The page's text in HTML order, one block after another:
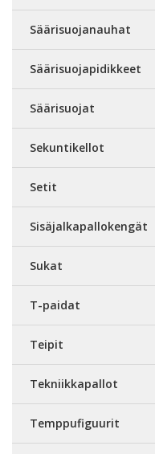
Säärisuojanauhat
Säärisuojapidikkeet
Säärisuojat
Sekuntikellot
Setit
Sisäjalkapallokengät
Sukat
T-paidat
Teipit
Tekniikkapallot
Temppufiguurit